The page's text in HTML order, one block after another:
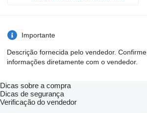
Importante
Descrição fornecida pelo vendedor.
informações diretamente com o vendedor.
Dicas sobre a compra
Dicas de segurança
Verificação do vendedor